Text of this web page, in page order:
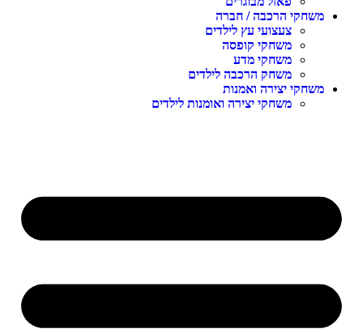
משחקי הרכבה / חברה
צעצועי עץ לילדים
משחקי קופסה
משחקי מדע
משחק הרכבה לילדים
משחקי יצירה ואמנות
משחקי יצירה ואומנות לילדים